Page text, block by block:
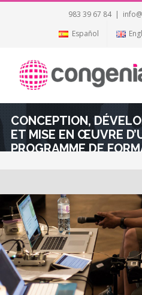
983 39 67 84 |
Español
CONCEPTION,
ET MISE EN ŒUVRE
PROGRAMME DE